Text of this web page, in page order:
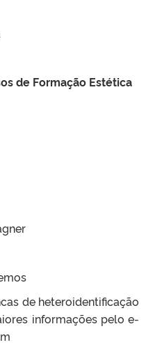
de Formação Estética
de heteroidentificação
informações pelo e-